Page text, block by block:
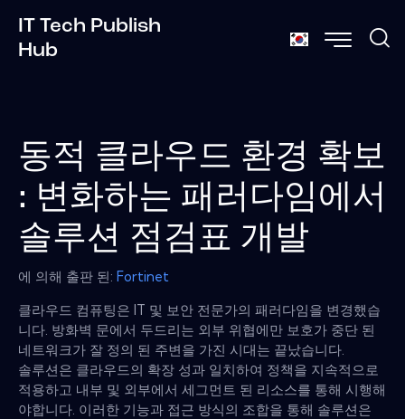
IT Tech Publish
Hub
동적 클라우드 환경 확보
: 변화하는 패러다임에서
솔루션 점검표 개발
에 의해 출판 된: Fortinet
클라우드 컴퓨팅은 IT 및 보안 전문가의 패러다임을 변경했습
니다. 방화벽 문에서 두드리는 외부 위협에만 보호가 중단 된
네트워크가 잘 정의 된 주변을 가진 시대는 끝났습니다.
솔루션은 클라우드의 확장 성과 일치하여 정책을 지속적으로
적용하고 내부 및 외부에서 세그먼트 된 리소스를 통해 시행해
야합니다. 이러한 기능과 접근 방식의 조합을 통해 솔루션은